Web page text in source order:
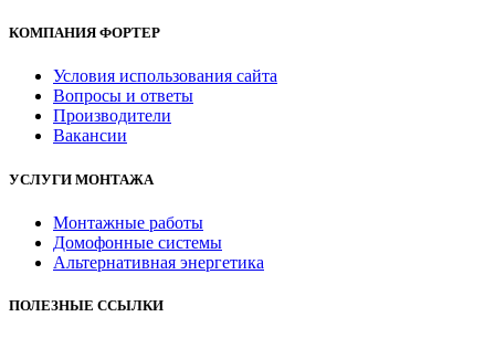
КОМПАНИЯ ФОРТЕР
Условия использования сайта
Вопросы и ответы
Производители
Вакансии
УСЛУГИ МОНТАЖА
Монтажные работы
Домофонные системы
Альтернативная энергетика
ПОЛЕЗНЫЕ ССЫЛКИ